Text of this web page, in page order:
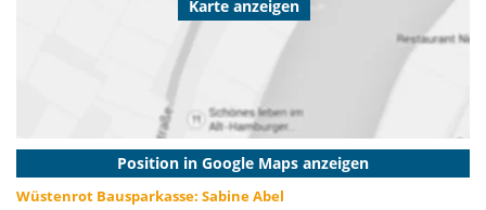
Karte anzeigen
Position in Google Maps anzeigen
Wüstenrot Bausparkasse: Sabine Abel